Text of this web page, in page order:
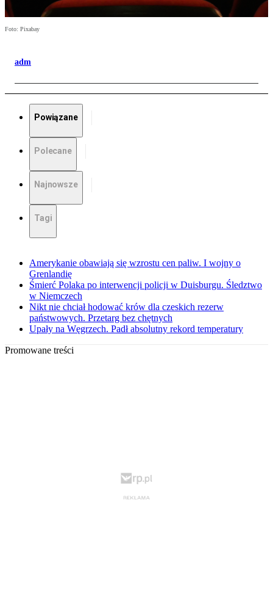
Foto: Pixabay
adm
Powiązane
Polecane
Najnowsze
Tagi
Amerykanie obawiają się wzrostu cen paliw. I wojny o
Grenlandię
Śmierć Polaka po interwencji policji w Duisburgu. Śledztwo
w Niemczech
Nikt nie chciał hodować krów dla czeskich rezerw
państwowych. Przetarg bez chętnych
Upały na Węgrzech. Padł absolutny rekord temperatury
Promowane treści